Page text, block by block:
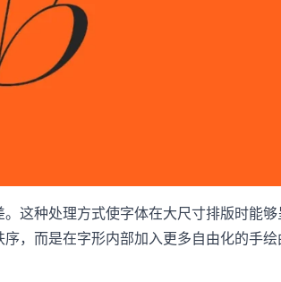
这种处理方式使字体在大尺寸排版时能
，而是在字形内部加入更多自由化的手